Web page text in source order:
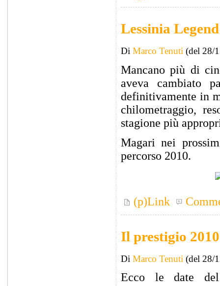
Lessinia
Di Marco Tenuti (del 28/
Mancano più di
aveva cambiato
definitivamente in
chilometraggio,
stagione più
Magari nei
percorso 2010.
(p)Link
Il prestigio 2010
Di Marco Tenuti (del 28/
Ecco le date